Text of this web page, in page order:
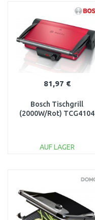
Vergleichen
81,97 €
Bosch Tischgrill
(2000W/Rot) TCG4104
AUF LAGER